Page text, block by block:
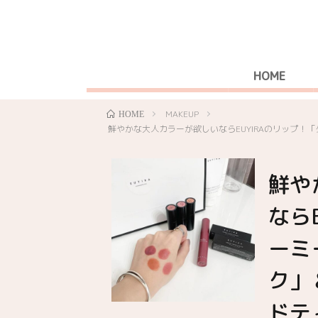
HOME
HOME
MAKEUP
鮮やかな大人カラーが欲しいならEUYIRAのリップ！
鮮
なら
ー
ク